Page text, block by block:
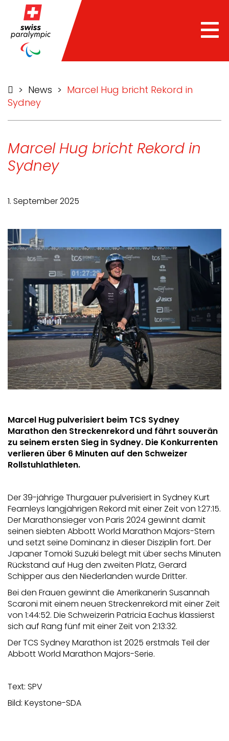
> News >
Marcel Hug bricht Rekord in
Sydney
Marcel Hug bricht Rekord in
Sydney
1. September 2025
Marcel Hug pulverisiert beim TCS Sydney
Marathon den Streckenrekord und fährt souverän
zu seinem ersten Sieg in Sydney. Die Konkurrenten
verlieren über 6 Minuten auf den Schweizer
Rollstuhlathleten.
Der 39-jährige Thurgauer pulverisiert in Sydney Kurt
Fearnleys langjährigen Rekord mit einer Zeit von 1:27:15.
Der Marathonsieger von Paris 2024 gewinnt damit
seinen siebten Abbott World Marathon Majors-Stern
und setzt seine Dominanz in dieser Disziplin fort. Der
Japaner Tomoki Suzuki belegt mit über sechs Minuten
Rückstand auf Hug den zweiten Platz, Gerard
Schipper aus den Niederlanden wurde Dritter.
Bei den Frauen gewinnt die Amerikanerin Susannah
Scaroni mit einem neuen Streckenrekord mit einer Zeit
von 1:44:52. Die Schweizerin Patricia Eachus klassierst
sich auf Rang fünf mit einer Zeit von 2:13:32.
Der TCS Sydney Marathon ist 2025 erstmals Teil der
Abbott World Marathon Majors-Serie.
Text: SPV
Bild: Keystone-SDA